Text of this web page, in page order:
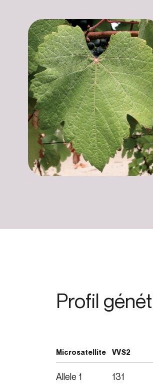
Profil
Microsatellite VVS2
Allele 1 131